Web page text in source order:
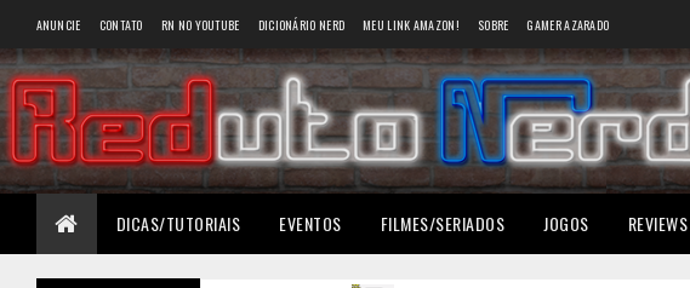
ANUNCIE CONTATO RN NO YOUTUBE DICIONÁRIO NERD MEU LINK AMAZON! SOBRE GAMER AZARADO
DICAS/TUTORIAIS EVENTOS FILMES/SERIADOS JOGOS REVIEWS